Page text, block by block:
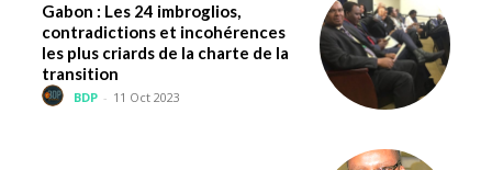
Gabon : Les 24 imbroglios,
contradictions et incohérences
les plus criards de la charte de la
transition
BDP - 11 Oct 2023